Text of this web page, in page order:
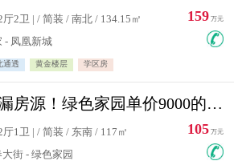
厅2卫 | / 简装 / 南北 / 134.15㎡
- 凤凰新城
通透 黄金楼层 学区房
159 万元
捡漏房源！绿色家园单价9000的大三居，实验小学永明双学区
厅1卫 | / 简装 / 东南 / 117㎡
大街 - 绿色家园
105 万元